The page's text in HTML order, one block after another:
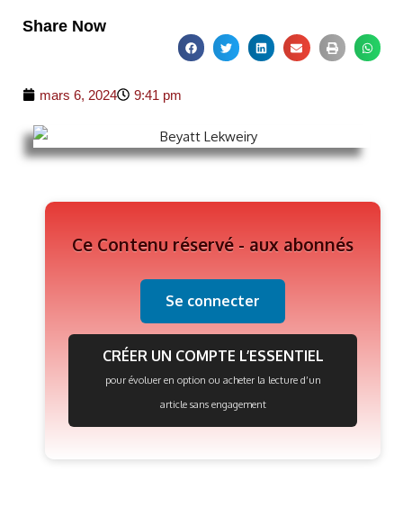
Share Now
mars 6, 2024 9:41 pm
Ce Contenu réservé - aux abonnés
Se connecter
CRÉER UN COMPTE L’ESSENTIEL
pour évoluer en option ou acheter la lecture d’un
article sans engagement